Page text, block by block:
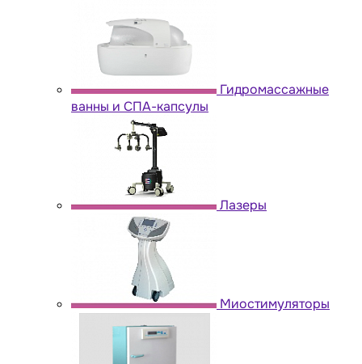
Гидромассажные
ванны и СПА-капсулы
Лазеры
Миостимуляторы